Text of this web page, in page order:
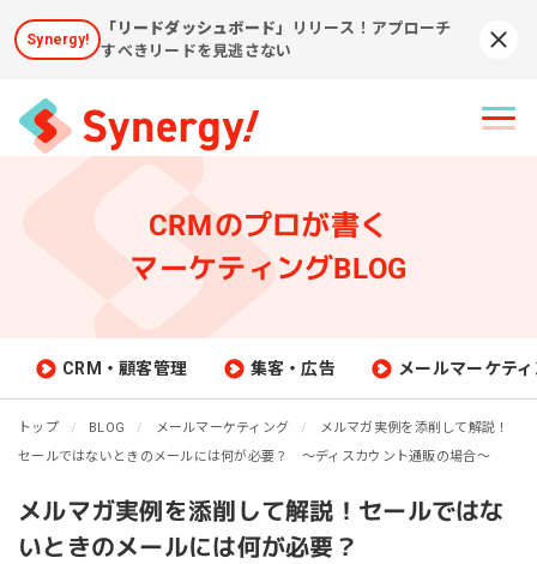
Synergy!
「リードダッシュボード」
リリース！アプローチ
すべきリードを見逃さない
CRMのプロが書く
マーケティングBLOG
CRM・顧客管理 集客・広告 メールマーケテ
トップ BLOG メールマーケティング
メルマガ実例を添削して解説！
セールではないときのメールには何が必要？ ～ディスカウント通販の場合～
メルマガ実例を添削して解説！セールではな
いときのメールには何が必要？